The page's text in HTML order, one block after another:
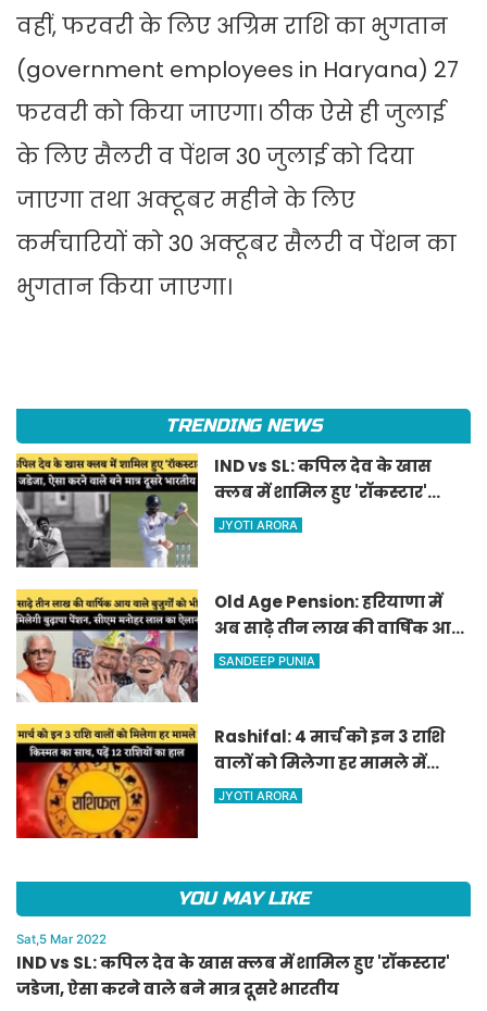
वहीं, फरवरी के लिए अग्रिम राशि का भुगतान
(government employees in Haryana) 27
फरवरी को किया जाएगा। ठीक ऐसे ही जुलाई
के लिए सैलरी व पेंशन 30 जुलाई को दिया
जाएगा तथा अक्टूबर महीने के लिए
कर्मचारियों को 30 अक्टूबर सैलरी व पेंशन का
भुगतान किया जाएगा।
TRENDING NEWS
IND vs SL: कपिल देव के खास
क्लब में शामिल हुए 'रॉकस्टार'
जडेजा, ऐसा करने वाले बने मात्र
JYOTI ARORA
Old Age Pension: हरियाणा में
अब साढ़े तीन लाख की वार्षिक आय
वाले बुजुर्गों को भी मिलेगी बुढ़ापा
SANDEEP PUNIA
Rashifal: 4 मार्च को इन 3 राशि
वालों को मिलेगा हर मामले में
किस्मत का साथ, पढ़ें 12 राशियों का
JYOTI ARORA
YOU MAY LIKE
Sat,5 Mar 2022
IND vs SL: कपिल देव के खास क्लब में शामिल हुए 'रॉकस्टार'
जडेजा, ऐसा करने वाले बने मात्र दूसरे भारतीय